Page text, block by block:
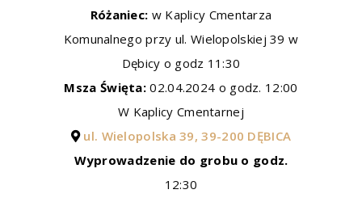
Różaniec: w Kaplicy Cmentarza
Komunalnego przy ul. Wielopolskiej 39 w
Dębicy o godz 11:30
Msza Święta: 02.04.2024 o godz. 12:00
W Kaplicy Cmentarnej
ul. Wielopolska 39, 39-200 DĘBICA
Wyprowadzenie do grobu o godz.
12:30